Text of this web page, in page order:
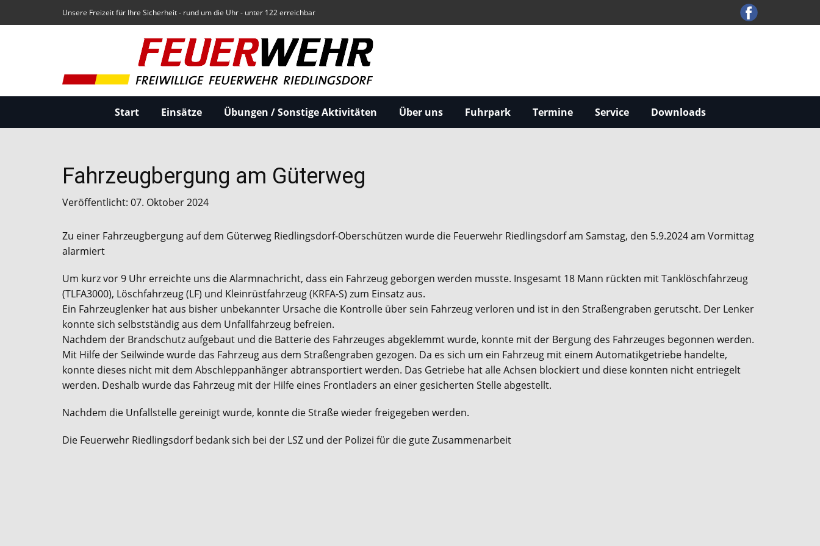
Unsere Freizeit für Ihre Sicherheit - rund um die Uhr - unter 122 erreichbar
Start Einsätze Übungen / Sonstige Aktivitäten Über uns Fuhrpark Termine Service Downloads
Fahrzeugbergung am Güterweg
Veröffentlicht: 07. Oktober 2024
Zu einer Fahrzeugbergung auf dem Güterweg Riedlingsdorf-Oberschützen wurde die Feuerwehr Riedlingsdorf am Samstag, den 5.9.2024 am Vormittag
alarmiert
Um kurz vor 9 Uhr erreichte uns die Alarmnachricht, dass ein Fahrzeug geborgen werden musste. Insgesamt 18 Mann rückten mit Tanklöschfahrzeug
(TLFA3000), Löschfahrzeug (LF) und Kleinrüstfahrzeug (KRFA-S) zum Einsatz aus.
Ein Fahrzeuglenker hat aus bisher unbekannter Ursache die Kontrolle über sein Fahrzeug verloren und ist in den Straßengraben gerutscht. Der Lenker
konnte sich selbstständig aus dem Unfallfahrzeug befreien.
Nachdem der Brandschutz aufgebaut und die Batterie des Fahrzeuges abgeklemmt wurde, konnte mit der Bergung des Fahrzeuges begonnen werden.
Mit Hilfe der Seilwinde wurde das Fahrzeug aus dem Straßengraben gezogen. Da es sich um ein Fahrzeug mit einem Automatikgetriebe handelte,
konnte dieses nicht mit dem Abschleppanhänger abtransportiert werden. Das Getriebe hat alle Achsen blockiert und diese konnten nicht entriegelt
werden. Deshalb wurde das Fahrzeug mit der Hilfe eines Frontladers an einer gesicherten Stelle abgestellt.
Nachdem die Unfallstelle gereinigt wurde, konnte die Straße wieder freigegeben werden.
Die Feuerwehr Riedlingsdorf bedank sich bei der LSZ und der Polizei für die gute Zusammenarbeit